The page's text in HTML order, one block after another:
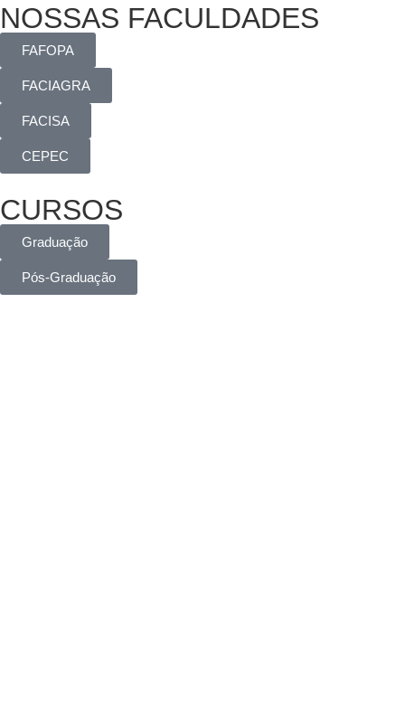
NOSSAS FACULDADES
FAFOPA
FACIAGRA
FACISA
CEPEC
CURSOS
Graduação
Pós-Graduação